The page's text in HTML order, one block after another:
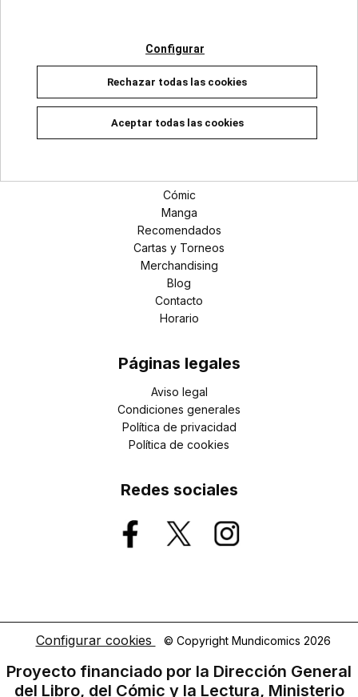
Categorías
Superhéroes Marvel
Universo DC
Manga
Cómic
Manga
Recomendados
Cartas y Torneos
Merchandising
Blog
Contacto
Horario
Páginas legales
Aviso legal
Condiciones generales
Política de privacidad
Política de cookies
Redes sociales
Configurar cookies © Copyright Mundicomics 2026
Proyecto financiado por la Dirección General
del Libro, del Cómic y la Lectura, Ministerio
Configurar
Rechazar todas las cookies
Aceptar todas las cookies